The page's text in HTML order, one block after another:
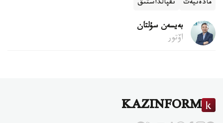
مادەنيەت ىقپالداستىق
بەيسەن سۇلتان
اۆتور
KAZINFORM